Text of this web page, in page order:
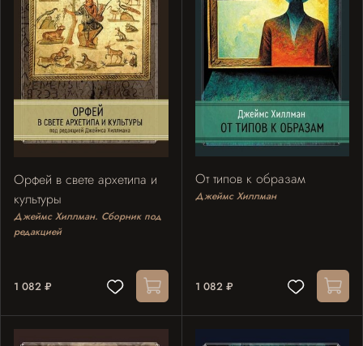
Орфей в свете архетипа и
культуры
Джеймс Хиллман. Сборник под
редакцией
1 082 ₽
От типов к образам
Джеймс Хиллман
1 082 ₽